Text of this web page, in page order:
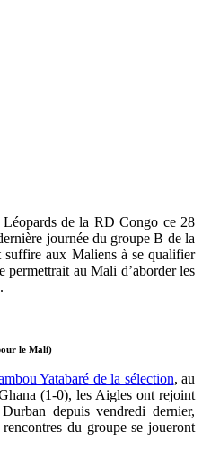
de la RD Congo ce 28
journée du groupe B de la
aux Maliens à se qualifier
permettrait au Mali d’aborder les
le Mali)
Yatabaré de la sélection, au
(1-0), les Aigles ont rejoint
depuis vendredi dernier,
du groupe se joueront